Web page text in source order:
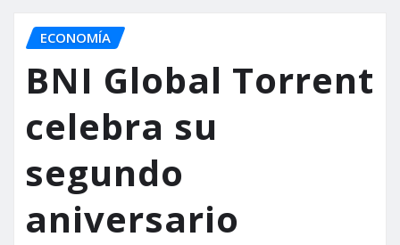
ECONOMÍA
BNI Global Torrent
celebra su
segundo
aniversario